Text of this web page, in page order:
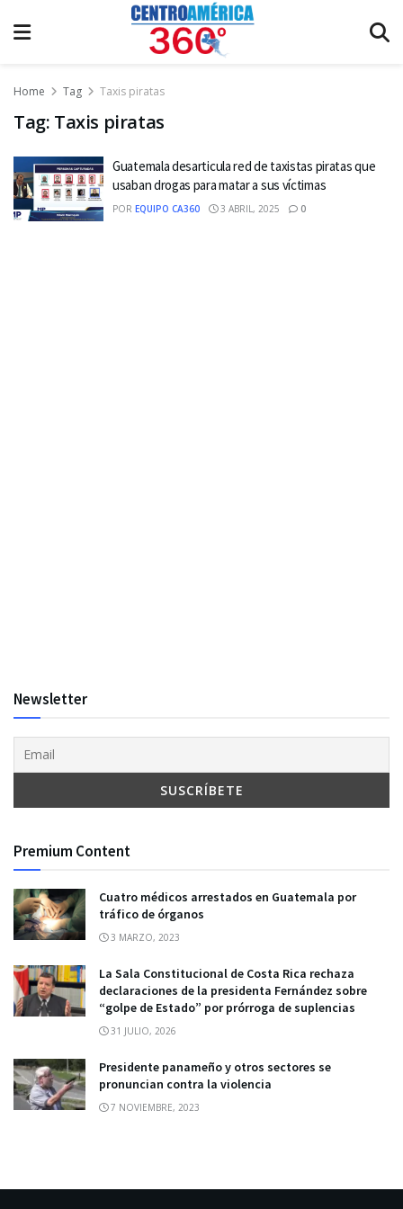
Home Tag Taxis piratas
Tag: Taxis piratas
Guatemala desarticula red de taxistas piratas que
usaban drogas para matar a sus víctimas
POR EQUIPO CA360 3 ABRIL, 2025 0
Newsletter
Premium Content
Cuatro médicos arrestados en Guatemala por
tráfico de órganos
3 MARZO, 2023
La Sala Constitucional de Costa Rica rechaza
declaraciones de la presidenta Fernández sobre
“golpe de Estado” por prórroga de suplencias
31 JULIO, 2026
Presidente panameño y otros sectores se
pronuncian contra la violencia
7 NOVIEMBRE, 2023